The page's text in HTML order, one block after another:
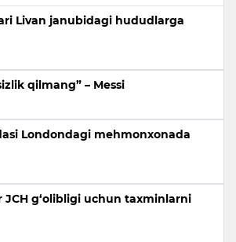
Livan janubidagi hududlarga
qilmang” – Messi
Londondagi mehmonxonada
g‘olibligi uchun taxminlarni